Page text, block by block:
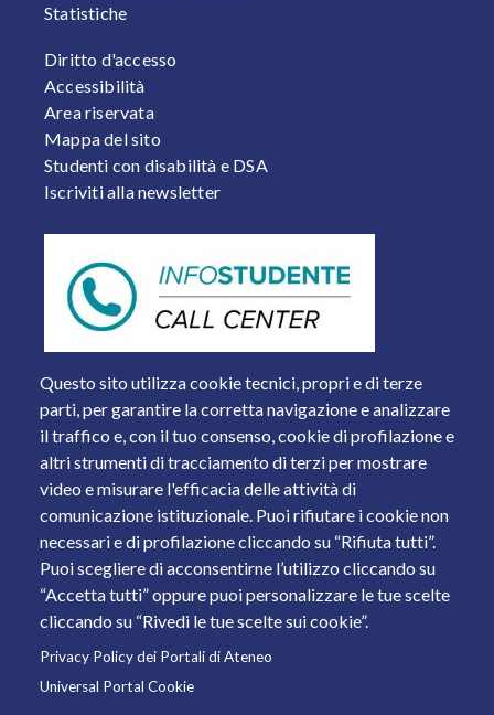
Questo sito utilizza cookie tecnici, propri e di terze
parti, per garantire la corretta navigazione e analizzare
il traffico e, con il tuo consenso, cookie di profilazione e
altri strumenti di tracciamento di terzi per mostrare
video e misurare l'efficacia delle attività di
comunicazione istituzionale. Puoi rifiutare i cookie non
necessari e di profilazione cliccando su “Rifiuta tutti”.
Puoi scegliere di acconsentirne l’utilizzo cliccando su
“Accetta tutti” oppure puoi personalizzare le tue scelte
cliccando su “Rivedi le tue scelte sui cookie”.
Privacy Policy dei Portali di Ateneo
Universal Portal Cookie
Statistiche
FOOTER 2
Diritto d'accesso
Accessibilità
Area riservata
Mappa del sito
Studenti con disabilità e DSA
Iscriviti alla newsletter
Piazza del Mercato, 15 - 25121 Brescia
Tel. +39 030 2988.1 PEC:
ammcentr@cert.unibs.it
Partita IVA: 01773710171 Codice Fiscale: 98007650173
© 2011 Università degli Studi di Brescia